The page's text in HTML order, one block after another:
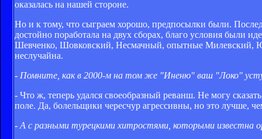
оказалась на нашей стороне.
Но и к тому, что сыграем хорошо, предпосылки были.
достойно поработала на двух сборах, благо условия были
Шевченко, Шовковский, Несмачный, опытные Милевский,
неслучайна.
- Помните, как в 2000-м на том же "Иненю" ваш "Локо"
- Что ж, теперь удался своеобразный реванш. Не могу
поле. Да, болельщики чересчур агрессивны, но это лучше,
- А с разными турецкими хитростями, которыми известна